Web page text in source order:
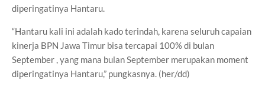
diperingatinya Hantaru.
“Hantaru kali ini adalah kado terindah, karena seluruh capaian
kinerja BPN Jawa Timur bisa tercapai 100% di bulan
September , yang mana bulan September merupakan moment
diperingatinya Hantaru,” pungkasnya. (her/dd)